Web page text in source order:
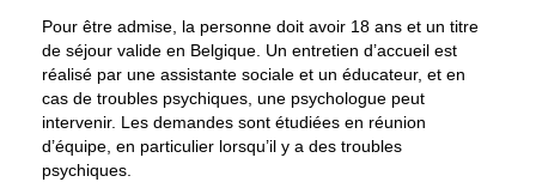
Pour être admise, la personne doit avoir 18 ans et un titre
de séjour valide en Belgique. Un entretien d’accueil est
réalisé par une assistante sociale et un éducateur, et en
cas de troubles psychiques, une psychologue peut
intervenir. Les demandes sont étudiées en réunion
d’équipe, en particulier lorsqu’il y a des troubles
psychiques.